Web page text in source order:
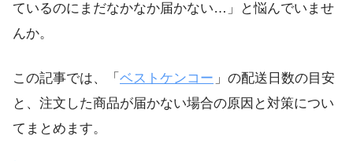
ているのにまだなかなか届かない…」と悩んでいませ
んか。
この記事では、「 ベストケンコー 」の配送日数の目安
と、注文した商品が届かない場合の原因と対策につい
てまとめます。